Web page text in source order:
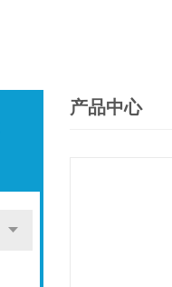
产品中心